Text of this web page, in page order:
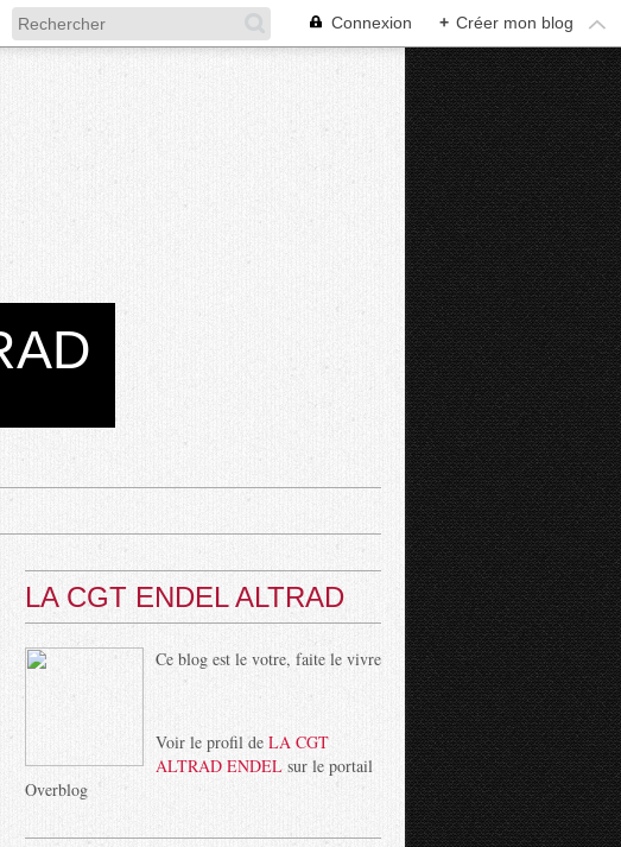
Connexion + Créer mon blog
LA CGT ENDEL ALTRAD
Ce blog est le votre, faite le vivre
Voir le profil de LA CGT
ALTRAD ENDEL sur le portail
Overblog